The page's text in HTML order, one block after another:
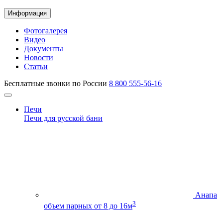
Информация
Фотогалерея
Видео
Документы
Новости
Статьи
Бесплатные звонки по России 8 800 555-56-16
Печи
Печи для русской бани
Анапа
объем парных от 8 до 16м3